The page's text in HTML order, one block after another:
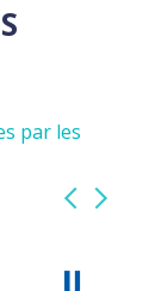
par les